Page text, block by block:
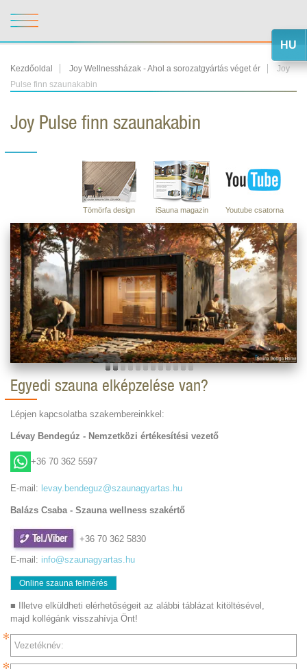
Kezdőoldal Joy Wellnessházak - Ahol a sorozatgyártás véget ér
Joy
Pulse finn szaunakabin
Joy Pulse finn szaunakabin
Youtube csatorna
iSauna magazin
Tömörfa design
Egyedi szauna elképzelése van?
Lépjen kapcsolatba szakembereinkkel:
Lévay Bendegúz - Nemzetközi értékesítési vezető
+36 70 362 5597
E-mail: levay.bendeguz@szaunagyartas.hu
Balázs Csaba - Szauna wellness szakértő
+36 70 362 5830
E-mail: info@szaunagyartas.hu
Online szauna felmérés
■ Illetve elküldheti elérhetőségeit az alábbi táblázat kitöltésével,
majd kollégánk visszahívja Önt!
Vezetéknév:
HU